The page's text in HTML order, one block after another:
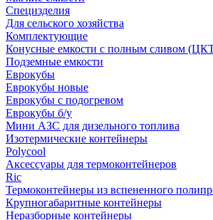
Специзделия
Для сельского хозяйства
Комплектующие
Конусные емкости с полным сливом
Подземные емкости
Еврокубы
Еврокубы новые
Еврокубы с подогревом
Еврокубы б/у
Мини АЗС для дизельного топлива
Изотермические контейнеры
Polycool
Аксессуары для термоконтейнеров
Ric
Термоконтейнеры из вспененного
Крупногабаритные контейнеры
Неразборные контейнеры